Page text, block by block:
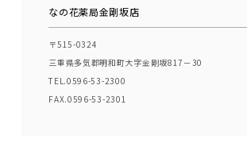
なの花薬局金剛坂店
〒515-0324
三重県多気郡明和町大字金剛坂817－30
TEL.0596-53-2300
FAX.0596-53-2301